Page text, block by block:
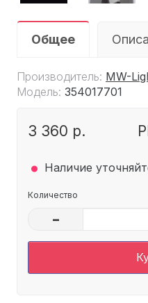
Общее
Производитель: MW-
Модель: 354017701
3 360 р.
. Наличие
Количество
–